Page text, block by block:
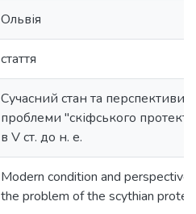
Ольвія
стаття
Сучасний стан та перспективи
проблеми "скіфського
в V ст. до н. е.
Modern condition and
the problem of the scythian